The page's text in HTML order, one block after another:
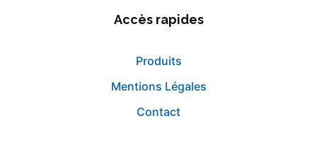
Accès rapides
Produits
Mentions Légales
Contact